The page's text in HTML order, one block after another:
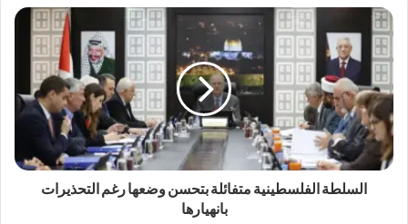
السلطة الفلسطينية متفائلة بتحسن وضعها رغم التحذيرات
بانهيارها